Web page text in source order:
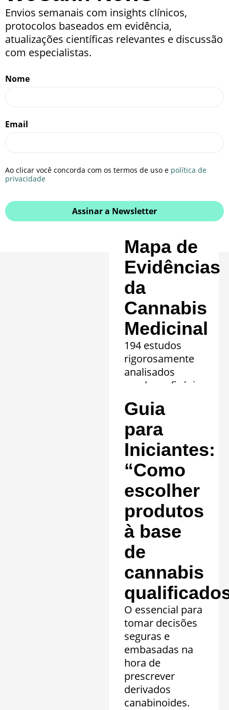
Envios semanais com insights clínicos,
protocolos baseados em evidência,
atualizações científicas relevantes e discussão
com especialistas.
Nome
Email
Ao clicar você concorda com os termos de uso e política de
privacidade
Assinar a Newsletter
Mapa de
Evidências
da
Cannabis
Medicinal
194 estudos
rigorosamente
analisados
revelam eficácia
comprovada em
20 quadros
clínicos.
Saiba mais »
Guia
para
Iniciantes:
“Como
escolher
produtos
à base
de
cannabis
O essencial para
tomar decisões
seguras e
embasadas na
hora de
prescrever
derivados
canabinoides.